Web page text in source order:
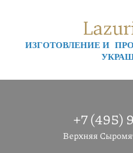
ИЗГОТОВЛЕНИЕ И
+7 (495)
Верхняя